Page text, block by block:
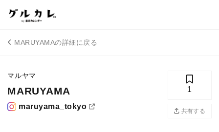
MARUYAMAの詳細に戻る
マルヤマ
MARUYAMA
maruyama_tokyo
1
共有する